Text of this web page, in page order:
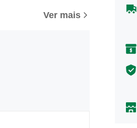
Ver mais